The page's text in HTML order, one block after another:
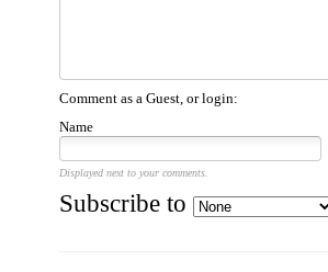
Comment as a Guest, or login:
Name
Displayed next to your comments.
Subscribe to